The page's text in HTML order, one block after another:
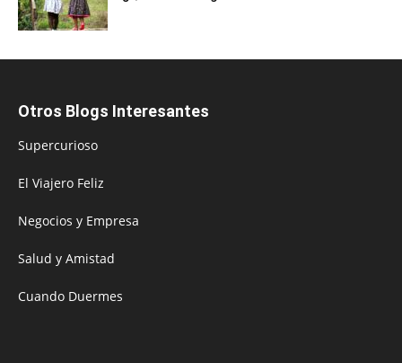
Otros Blogs Interesantes
Supercurioso
El Viajero Feliz
Negocios y Empresa
Salud y Amistad
Cuando Duermes